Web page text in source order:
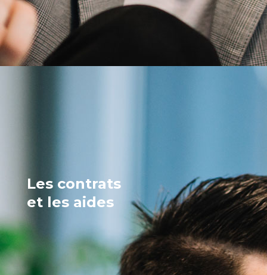
Les contrats
et les aides